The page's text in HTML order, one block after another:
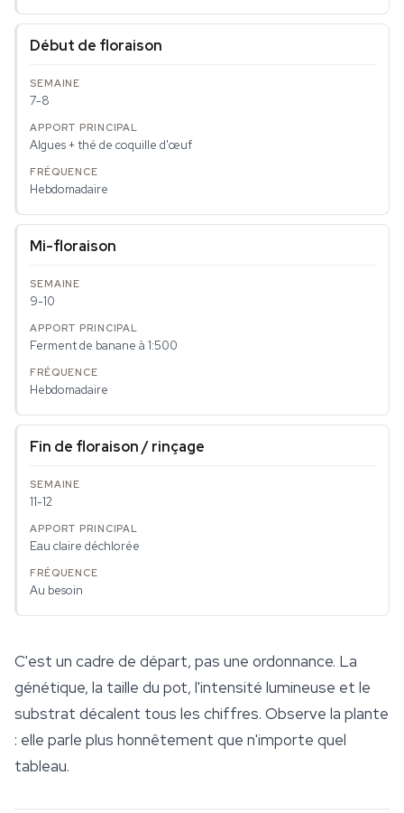
Début de floraison
7-8
Algues + thé de coquille d'œuf
Hebdomadaire
Mi-floraison
9-10
Ferment de banane à 1:500
Hebdomadaire
Fin de floraison / rinçage
11-12
Eau claire déchlorée
Au besoin
C'est un cadre de départ, pas une ordonnance. La
génétique, la taille du pot, l'intensité lumineuse et le
substrat décalent tous les chiffres. Observe la plante
: elle parle plus honnêtement que n'importe quel
tableau.